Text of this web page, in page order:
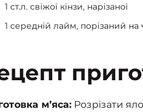
1 ст.л. свіжої кінзи, нарізаної
1 середній лайм, порізаний на
м’яса: Розрізати